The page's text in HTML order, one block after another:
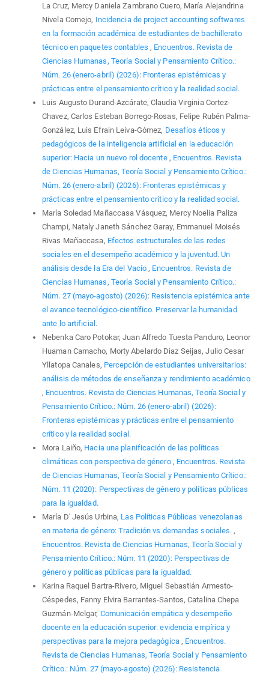
La Cruz, Mercy Daniela Zambrano Cuero, María Alejandrina
Nivela Cornejo, Incidencia de project accounting softwares
en la formación académica de estudiantes de bachillerato
técnico en paquetes contables , Encuentros. Revista de
Ciencias Humanas, Teoría Social y Pensamiento Crítico.:
Núm. 26 (enero-abril) (2026): Fronteras epistémicas y
prácticas entre el pensamiento crítico y la realidad social.
Luis Augusto Durand-Azcárate, Claudia Virginia Cortez-
Chavez, Carlos Esteban Borrego-Rosas, Felipe Rubén Palma-
González, Luis Efrain Leiva-Gómez, Desafíos éticos y
pedagógicos de la inteligencia artificial en la educación
superior: Hacia un nuevo rol docente , Encuentros. Revista
de Ciencias Humanas, Teoría Social y Pensamiento Crítico.:
Núm. 26 (enero-abril) (2026): Fronteras epistémicas y
prácticas entre el pensamiento crítico y la realidad social.
María Soledad Mañaccasa Vásquez, Mercy Noelia Paliza
Champi, Nataly Janeth Sánchez Garay, Emmanuel Moisés
Rivas Mañaccasa, Efectos estructurales de las redes
sociales en el desempeño académico y la juventud. Un
análisis desde la Era del Vacío , Encuentros. Revista de
Ciencias Humanas, Teoría Social y Pensamiento Crítico.:
Núm. 27 (mayo-agosto) (2026): Resistencia epistémica ante
el avance tecnológico-científico. Preservar la humanidad
ante lo artificial.
Nebenka Caro Potokar, Juan Alfredo Tuesta Panduro, Leonor
Huaman Camacho, Morty Abelardo Diaz Seijas, Julio Cesar
Yllatopa Canales, Percepción de estudiantes universitarios:
análisis de métodos de enseñanza y rendimiento académico
, Encuentros. Revista de Ciencias Humanas, Teoría Social y
Pensamiento Crítico.: Núm. 26 (enero-abril) (2026):
Fronteras epistémicas y prácticas entre el pensamiento
crítico y la realidad social.
Mora Laiño, Hacia una planificación de las políticas
climáticas con perspectiva de género , Encuentros. Revista
de Ciencias Humanas, Teoría Social y Pensamiento Crítico.:
Núm. 11 (2020): Perspectivas de género y políticas públicas
para la igualdad.
María D' Jesús Urbina, Las Políticas Públicas venezolanas
en materia de género: Tradición vs demandas sociales. ,
Encuentros. Revista de Ciencias Humanas, Teoría Social y
Pensamiento Crítico.: Núm. 11 (2020): Perspectivas de
género y políticas públicas para la igualdad.
Karina Raquel Bartra-Rivero, Miguel Sebastián Armesto-
Céspedes, Fanny Elvira Barrantes-Santos, Catalina Chepa
Guzmán-Melgar, Comunicación empática y desempeño
docente en la educación superior: evidencia empírica y
perspectivas para la mejora pedagógica , Encuentros.
Revista de Ciencias Humanas, Teoría Social y Pensamiento
Crítico.: Núm. 27 (mayo-agosto) (2026): Resistencia